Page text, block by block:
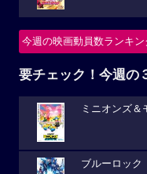
今週の映画動員数ランキン
要チェック！今週の
ミニオンズ＆
ブルーロック